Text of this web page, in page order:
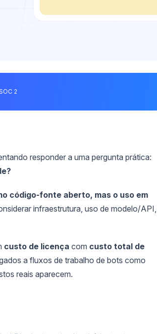
2
responder a uma pergunta prática:
código-fonte aberto, mas o uso em
infraestrutura, uso de modelo/API,
custo de licença com custo total de
a fluxos de trabalho de bots como
reais aparecem.